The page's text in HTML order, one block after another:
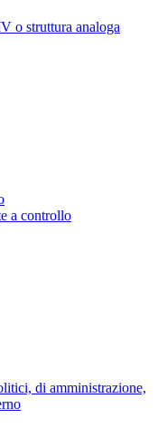
o struttura analoga
a controllo
di amministrazione,